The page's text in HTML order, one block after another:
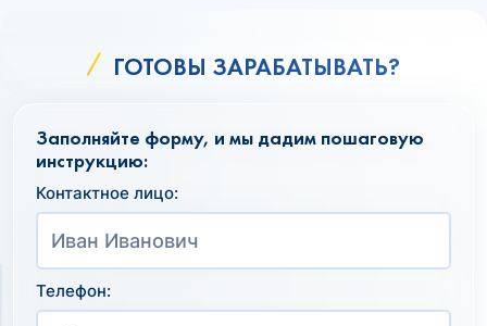
ГОТОВЫ ЗАРАБАТЫВАТЬ?
Заполняйте форму, и мы дадим пошаговую
инструкцию:
Контактное лицо:
Телефон: